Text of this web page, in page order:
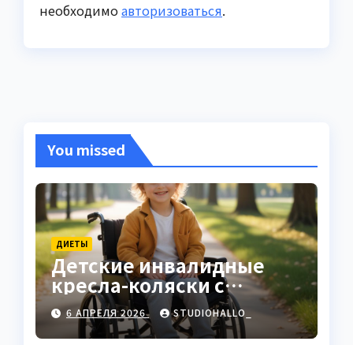
необходимоавторизоваться.
You missed
ДИЕТЫ
Детские инвалидные
кресла-коляски с
ручным приводом
6 АПРЕЛЯ 2026 STUDIOHALLO_